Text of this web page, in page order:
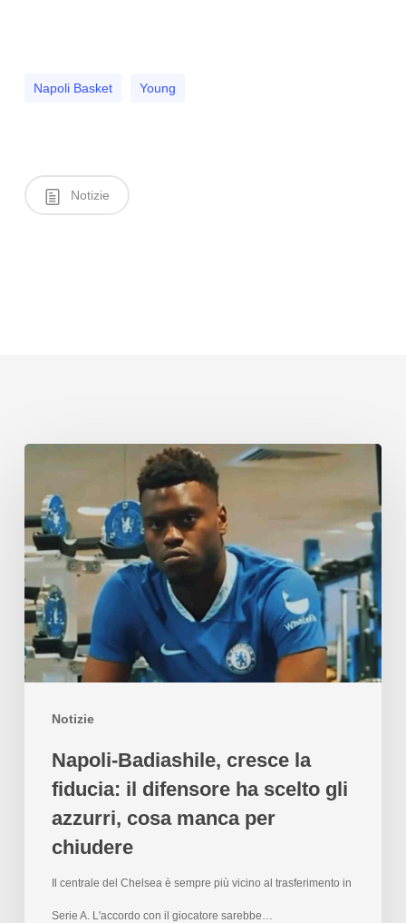
Napoli Basket Young
Notizie
Notizie
Napoli-Badiashile, cresce la
fiducia: il difensore ha scelto gli
azzurri, cosa manca per
chiudere
Il centrale del Chelsea è sempre più vicino al trasferimento in
Serie A. L'accordo con il giocatore sarebbe…